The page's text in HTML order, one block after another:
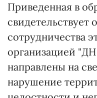
Приведенная в
свидетельствует
сотрудничества
организацией
направлены на
нарушение